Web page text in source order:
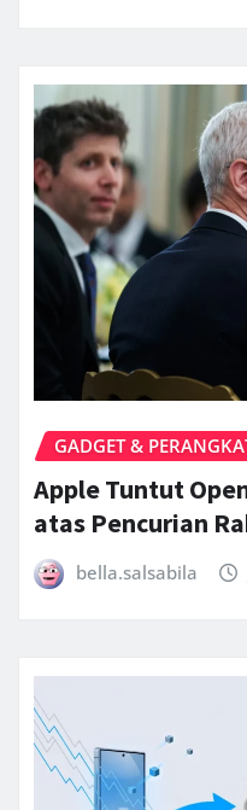
GADGET &
Apple Tuntut
atas Pencurian
bella.salsabila